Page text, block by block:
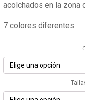
acolchados en la zona
7 colores diferentes